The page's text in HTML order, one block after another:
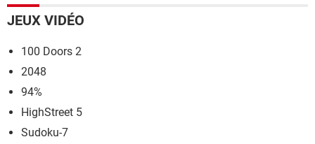
JEUX VIDÉO
100 Doors 2
2048
94%
HighStreet 5
Sudoku-7